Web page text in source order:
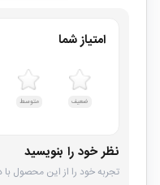
امتیاز شما
ضعیف متوسط
نظر خود را بنویسید
تجربه خود را از این محصول با